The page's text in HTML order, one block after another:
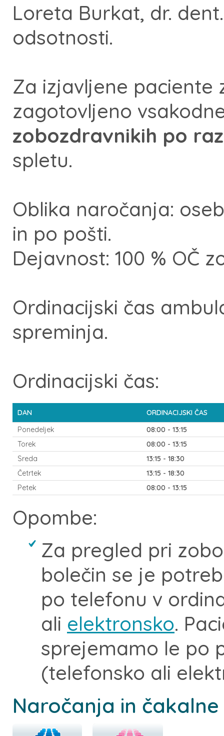
Loreta Burkat, dr.
odsotnosti.
Za izjavljene paciente
zagotovljeno
zobozdravnikih po
spletu.
Oblika naročanja:
in po pošti.
Dejavnost: 100 % OČ
Ordinacijski čas
spreminja.
Ordinacijski čas:
DAN
ORDINACIJSKI ČAS
Ponedeljek
08:00 - 13:15
Torek
08:00 - 13:15
Sreda
13:15 - 18:30
Četrtek
13:15 - 18:30
Petek
08:00 - 13:15
Opombe:
Za pregled pri
bolečin se je
po telefonu v
ali elektronsko.
sprejemamo le po
(telefonsko ali
Naročanja in